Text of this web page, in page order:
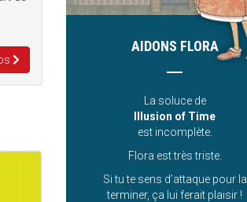
AIDONS FLORA
La soluce de
Illusion of Time
est incomplète.
Flora est très triste.
Si tu te sens d’attaque pour la
terminer, ça lui ferait plaisir !